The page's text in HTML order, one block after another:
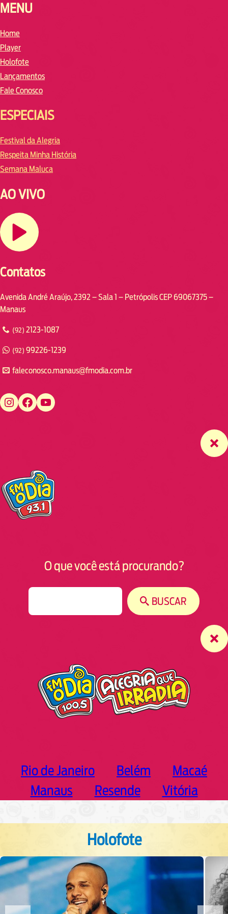
MENU
Home
Player
Holofote
Lançamentos
Fale Conosco
ESPECIAIS
Festival da Alegria
Respeita Minha História
Semana Maluca
AO VIVO
Contatos
Avenida André Araújo, 2392 – Sala 1 – Petrópolis CEP 69067375 –
Manaus
(92) 2123-1087
(92) 99226-1239
faleconosco.manaus@fmodia.com.br
https://www.instagram.com/fmodiamanaus/ https://www.facebook.com/fmodiamanaus https://www.youtube.com/user/radiofmodia
O que você está procurando?
BUSCAR
Rio de Janeiro Belém
Macaé
Manaus
Resende Vitória
Holofote